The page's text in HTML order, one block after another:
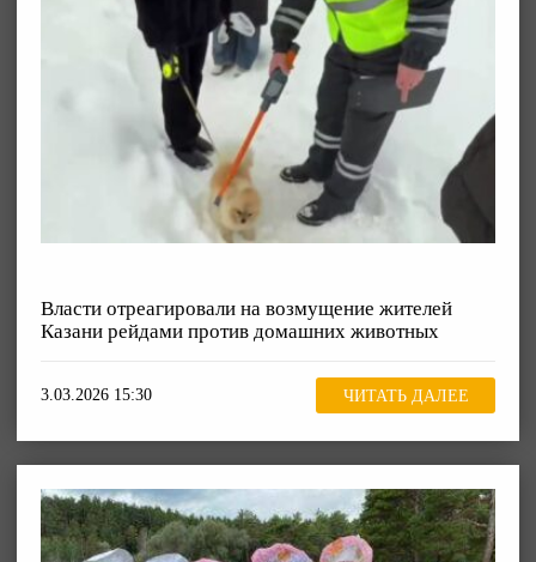
Власти отреагировали на возмущение жителей
Казани рейдами против домашних животных
3.03.2026 15:30 ЧИТАТЬ ДАЛЕЕ